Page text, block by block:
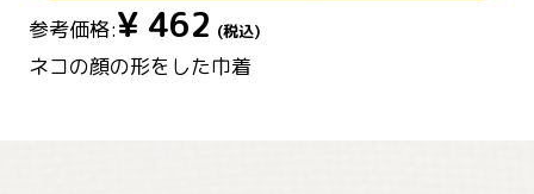
参考価格:¥ 462 (税込)
ネコの顔の形をした巾着